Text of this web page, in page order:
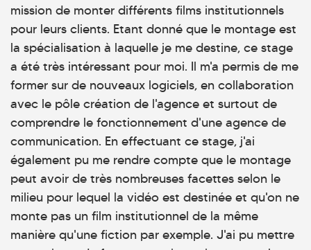
mission de monter différents films institutionnels
pour leurs clients. Etant donné que le montage est
la spécialisation à laquelle je me destine, ce stage
a été très intéressant pour moi. Il m'a permis de me
former sur de nouveaux logiciels, en collaboration
avec le pôle création de l'agence et surtout de
comprendre le fonctionnement d'une agence de
communication. En effectuant ce stage, j'ai
également pu me rendre compte que le montage
peut avoir de très nombreuses facettes selon le
milieu pour lequel la vidéo est destinée et qu'on ne
monte pas un film institutionnel de la même
manière qu'une fiction par exemple. J'ai pu mettre